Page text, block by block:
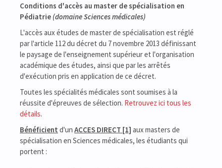
Conditions d'accès au master de spécialisation en
Pédiatrie (domaine Sciences médicales)
L'accès aux études de master de spécialisation est réglé
par l'article 112 du décret du 7 novembre 2013 définissant
le paysage de l'enseignement supérieur et l'organisation
académique des études, ainsi que par les arrêtés
d'exécution pris en application de ce décret.
Toutes les spécialités médicales sont soumises à la
réussite d'épreuves de sélection. Retrouvez ici tous les
détails.
Bénéficient d'un ACCES DIRECT [1] aux masters de
spécialisation en Sciences médicales, les étudiants qui
portent :